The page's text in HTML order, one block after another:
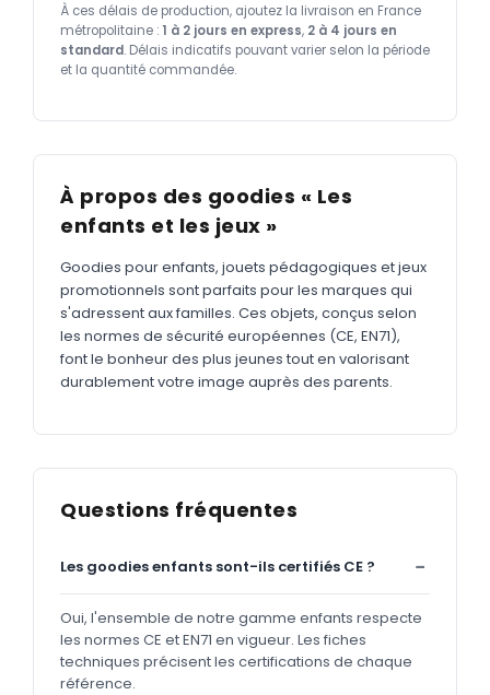
À ces délais de production, ajoutez la livraison en France
métropolitaine : 1 à 2 jours en express, 2 à 4 jours en
standard. Délais indicatifs pouvant varier selon la période
et la quantité commandée.
À propos des goodies « Les
enfants et les jeux »
Goodies pour enfants, jouets pédagogiques et jeux
promotionnels sont parfaits pour les marques qui
s'adressent aux familles. Ces objets, conçus selon
les normes de sécurité européennes (CE, EN71),
font le bonheur des plus jeunes tout en valorisant
durablement votre image auprès des parents.
Questions fréquentes
Les goodies enfants sont-ils certifiés CE ?
Oui, l'ensemble de notre gamme enfants respecte
les normes CE et EN71 en vigueur. Les fiches
techniques précisent les certifications de chaque
référence.